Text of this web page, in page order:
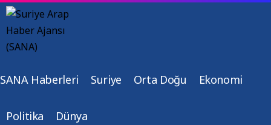
SANA Haberleri Suriye Orta Doğu Ekonomi
Politika Dünya